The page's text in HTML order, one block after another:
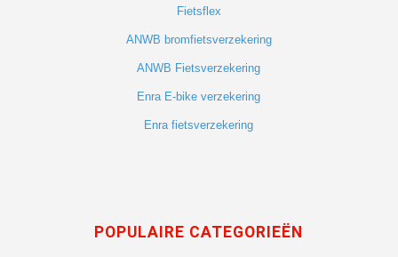
Fietsflex
ANWB bromfietsverzekering
ANWB Fietsverzekering
Enra E-bike verzekering
Enra fietsverzekering
POPULAIRE CATEGORIEËN